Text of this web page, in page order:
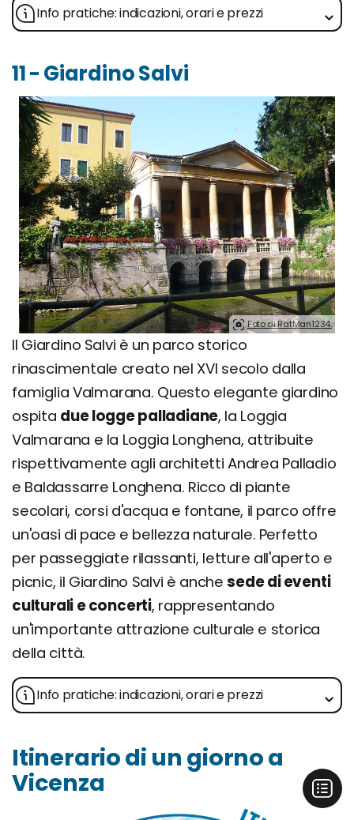
Info pratiche: indicazioni, orari e prezzi
11 - Giardino Salvi
Foto di RatMan1234.
Il Giardino Salvi è un parco storico
rinascimentale creato nel XVI secolo dalla
famiglia Valmarana. Questo elegante giardino
ospita due logge palladiane, la Loggia
Valmarana e la Loggia Longhena, attribuite
rispettivamente agli architetti Andrea Palladio
e Baldassarre Longhena. Ricco di piante
secolari, corsi d'acqua e fontane, il parco offre
un'oasi di pace e bellezza naturale. Perfetto
per passeggiate rilassanti, letture all'aperto e
picnic, il Giardino Salvi è anchesede di eventi
culturali e concerti, rappresentando
un'importante attrazione culturale e storica
della città.
Info pratiche: indicazioni, orari e prezzi
Itinerario di un giorno a
Vicenza